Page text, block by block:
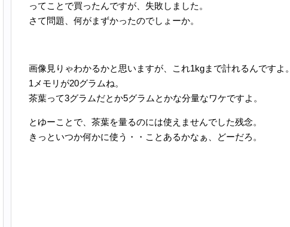
ってことで買ったんですが、失敗しました。
さて問題、何がまずかったのでしょーか。
画像見りゃわかるかと思いますが、これ1kgまで計れるんですよ。
1メモリが20グラムね。
茶葉って3グラムだとか5グラムとかな分量なワケですよ。
とゆーことで、茶葉を量るのには使えませんでした残念。
きっといつか何かに使う・・ことあるかなぁ、どーだろ。